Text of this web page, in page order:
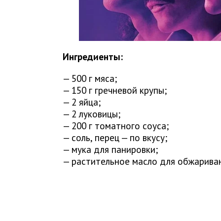
Ингредиенты:
— 500 г мяса;
— 150 г гречневой крупы;
— 2 яйца;
— 2 луковицы;
— 200 г томатного соуса;
— соль, перец — по вкусу;
— мука для панировки;
— растительное масло для